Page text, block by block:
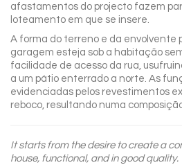
afastamentos do projecto fazem
loteamento em que se insere.
A forma do terreno e da envolvente
garagem esteja sob a habitação
facilidade de acesso da rua,
a um pátio enterrado a norte. As
evidenciadas pelos revestimentos
reboco, resultando numa
It starts from the desire to create a
house, functional, and in good quality.